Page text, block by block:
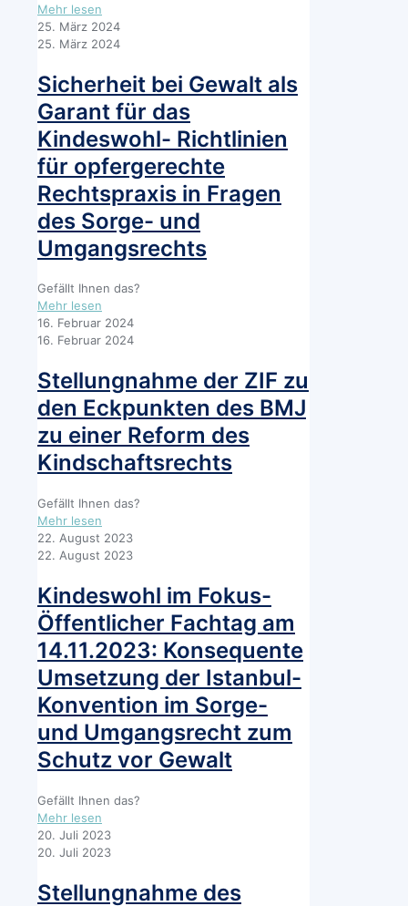
zur
Stärkung
Verfahrensbeistands
und
zur
Anpassung
sonstiger
Verfahrensvorschriften
Mehr lesen
Männer!Gewalt-
Wen
–
Öffentlicher
Fachtag
24.9.2024
in
Köln:
Männer,
Institutionen
und
Gesellschaft
die
nehmen
25. März 2024
25. März 2024
Sicherheit bei Gewalt als
Garant für das
Kindeswohl- Richtlinien
für opfergerechte
Rechtspraxis in Fragen
des Sorge- und
Umgangsrechts
Gefällt Ihnen das?
Mehr lesen
Sicherheit
bei
als
Garant
für
Kindeswohl-
Richtlinien
für
opfergerechte
Rechtspraxis
in
Fragen
des
und
Umgangsrechts
16. Februar 2024
16. Februar 2024
Stellungnahme der ZIF zu
den Eckpunkten des BMJ
zu einer Reform des
Kindschaftsrechts
Gefällt Ihnen das?
Mehr lesen
Stellungnahme
der
zu
den
Eckpunkten
des
BMJ
zu
einer
Reform
des
Kindschaftsrechts
22. August 2023
22. August 2023
Kindeswohl im Fokus-
Öffentlicher Fachtag am
14.11.2023: Konsequente
Umsetzung der Istanbul-
Konvention im Sorge-
und Umgangsrecht zum
Schutz vor Gewalt
Gefällt Ihnen das?
Mehr lesen
Kindeswohl
im
Öffentlicher
20. Juli 2023
20. Juli 2023
Stellungnahme des